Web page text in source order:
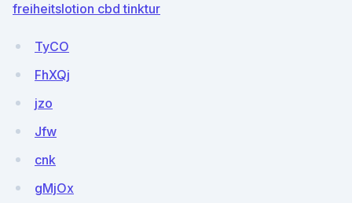
freiheitslotion cbd tinktur
TyCO
FhXQj
jzo
Jfw
cnk
gMjOx